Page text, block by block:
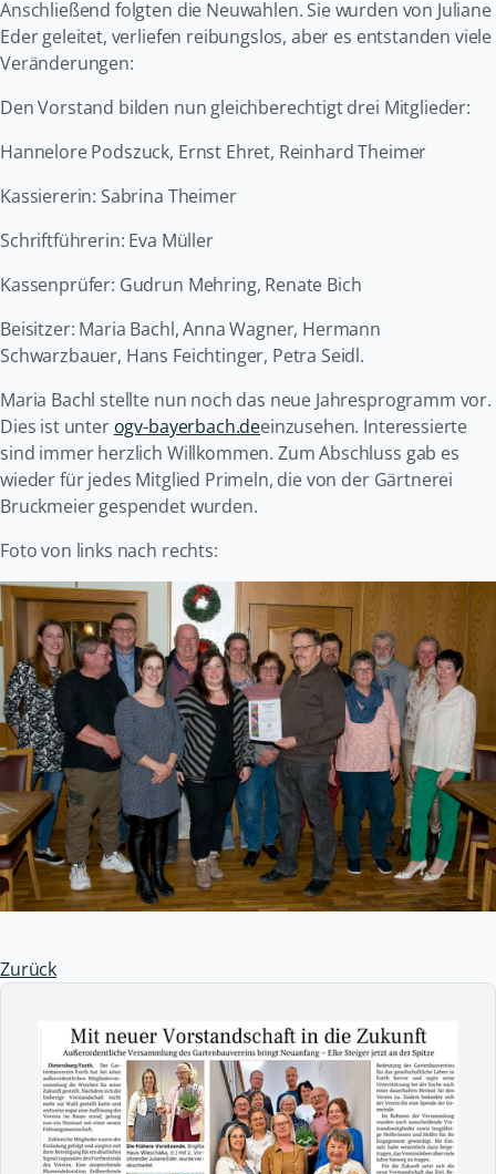
Anschließend folgten die Neuwahlen. Sie wurden von Juliane
Eder geleitet, verliefen reibungslos, aber es entstanden viele
Veränderungen:
Den Vorstand bilden nun gleichberechtigt drei Mitglieder:
Hannelore Podszuck, Ernst Ehret, Reinhard Theimer
Kassiererin: Sabrina Theimer
Schriftführerin: Eva Müller
Kassenprüfer: Gudrun Mehring, Renate Bich
Beisitzer: Maria Bachl, Anna Wagner, Hermann
Schwarzbauer, Hans Feichtinger, Petra Seidl.
Maria Bachl stellte nun noch das neue Jahresprogramm vor.
Dies ist unter ogv-bayerbach.deeinzusehen. Interessierte
sind immer herzlich Willkommen. Zum Abschluss gab es
wieder für jedes Mitglied Primeln, die von der Gärtnerei
Bruckmeier gespendet wurden.
Foto von links nach rechts:
Zurück